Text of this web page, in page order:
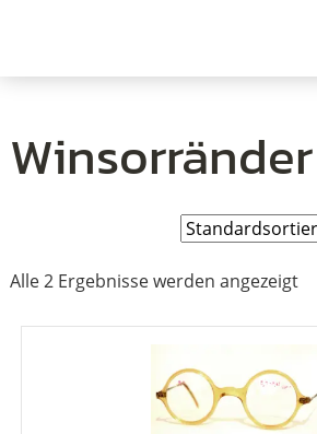
Winsorränder
Alle 2 Ergebnisse werden angezeigt